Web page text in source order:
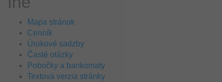
Mapa stránok
Cenník
Úrokové sadzby
Časté otázky
Pobočky a bankomaty
Textová verzia stránky